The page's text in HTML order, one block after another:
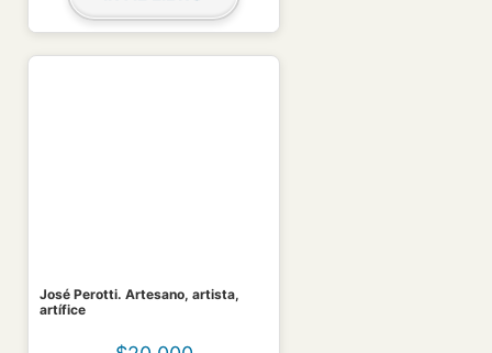
José Perotti. Artesano, artista,
artífice